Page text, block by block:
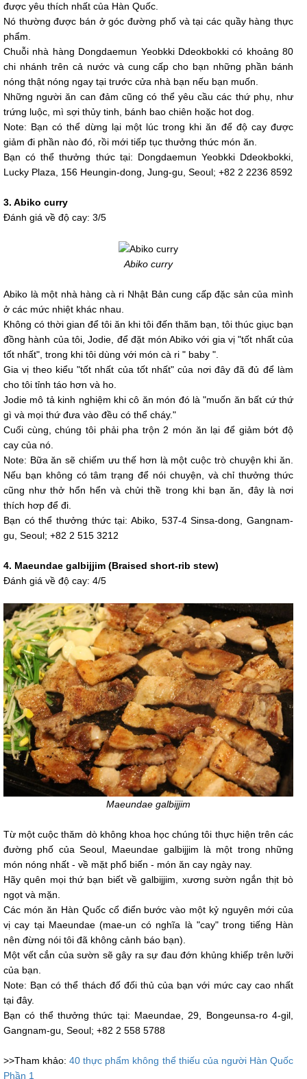
được yêu thích nhất của Hàn Quốc.
Nó thường được bán ở góc đường phố và tại các quầy hàng thực
phẩm.
Chuỗi nhà hàng Dongdaemun Yeobkki Ddeokbokki có khoảng 80
chi nhánh trên cả nước và cung cấp cho bạn những phần bánh
nóng thật nóng ngay tại trước cửa nhà bạn nếu bạn muốn.
Những người ăn can đảm cũng có thể yêu cầu các thứ phụ, như
trứng luộc, mì sợi thủy tinh, bánh bao chiên hoặc hot dog.
Note: Bạn có thể dừng lại một lúc trong khi ăn để độ cay được
giảm đi phần nào đó, rồi mới tiếp tục thưởng thức món ăn.
Bạn có thể thưởng thức tại: Dongdaemun Yeobkki Ddeokbokki,
Lucky Plaza, 156 Heungin-dong, Jung-gu, Seoul; +82 2 2236 8592
3. Abiko curry
Đánh giá về độ cay: 3/5
Abiko curry
Abiko là một nhà hàng cà ri Nhật Bản cung cấp đặc sản của mình
ở các mức nhiệt khác nhau.
Không có thời gian để tôi ăn khi tôi đến thăm bạn, tôi thúc giục bạn
đồng hành của tôi, Jodie, để đặt món Abiko với gia vị "tốt nhất của
tốt nhất", trong khi tôi dùng với món cà ri " baby ".
Gia vị theo kiểu "tốt nhất của tốt nhất" của nơi đây đã đủ để làm
cho tôi tỉnh táo hơn và ho.
Jodie mô tả kinh nghiệm khi cô ăn món đó là "muốn ăn bất cứ thứ
gì và mọi thứ đưa vào đều có thể cháy."
Cuối cùng, chúng tôi phải pha trộn 2 món ăn lại để giảm bớt độ
cay của nó.
Note: Bữa ăn sẽ chiếm ưu thế hơn là một cuộc trò chuyện khi ăn.
Nếu bạn không có tâm trạng để nói chuyện, và chỉ thưởng thức
cũng như thở hổn hển và chửi thề trong khi bạn ăn, đây là nơi
thích hơp để đi.
Bạn có thể thưởng thức tại: Abiko, 537-4 Sinsa-dong, Gangnam-
gu, Seoul; +82 2 515 3212
4. Maeundae galbijjim (Braised short-rib stew)
Đánh giá về độ cay: 4/5
Maeundae galbijjim
Từ một cuộc thăm dò không khoa học chúng tôi thực hiện trên các
đường phố của Seoul, Maeundae galbijjim là một trong những
món nóng nhất - về mặt phổ biến - món ăn cay ngày nay.
Hãy quên mọi thứ bạn biết về galbijjim, xương sườn ngắn thịt bò
ngọt và mặn.
Các món ăn Hàn Quốc cổ điển bước vào một kỷ nguyên mới của
vị cay tại Maeundae (mae-un có nghĩa là "cay" trong tiếng Hàn
nên đừng nói tôi đã không cảnh báo bạn).
Một vết cắn của sườn sẽ gây ra sự đau đớn khủng khiếp trên lưỡi
của bạn.
Note: Bạn có thể thách đố đối thủ của bạn với mức cay cao nhất
tại đây.
Bạn có thể thưởng thức tại: Maeundae, 29, Bongeunsa-ro 4-gil,
Gangnam-gu, Seoul; +82 2 558 5788
>>Tham khảo:40 thực phẩm không thể thiếu của người Hàn Quốc
Phần 1